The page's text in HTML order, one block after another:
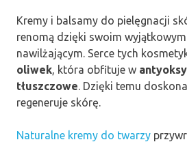
Kremy i balsamy do pielęgnacji
renomą dzięki swoim
nawilżającym. Serce tych
oliwek, która obfituje w
tłuszczowe. Dzięki temu
regeneruje skórę.
Naturalne kremy do twarzy